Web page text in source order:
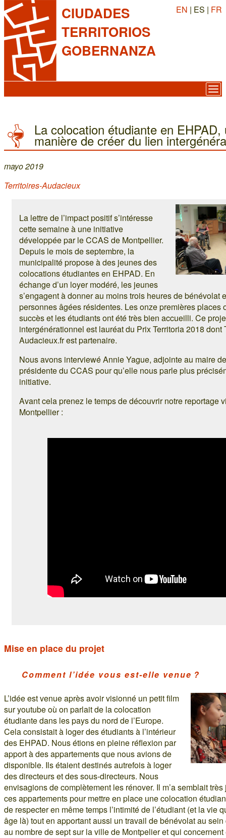
CIUDADES
TERRITORIOS
GOBERNANZA
EN | ES | FR
La colocation étudiante en EHPAD,
manière de créer du lien
mayo 2019
Territoires-Audacieux
La lettre de l’impact positif s’intéresse
cette semaine à une initiative
développée par le CCAS de Montpellier.
Depuis le mois de septembre, la
municipalité propose à des jeunes des
colocations étudiantes en EHPAD. En
échange d’un loyer modéré, les jeunes
s’engagent à donner au moins trois heures de bénévolat
personnes âgées résidentes. Les onze premières places
succès et les étudiants ont été très bien accueilli. Ce
intergénérationnel est lauréat du Prix Territoria 2018 dont
Audacieux.fr est partenaire.
Nous avons interviewé Annie Yague, adjointe au maire
présidente du CCAS pour qu’elle nous parle plus
initiative.
Avant cela prenez le temps de découvrir notre reportage
Montpellier :
Mise en place du projet
Comment l’idée vous est-elle venue ?
L’idée est venue après avoir visionné un petit film
sur youtube où on parlait de la colocation
étudiante dans les pays du nord de l’Europe.
Cela consistait à loger des étudiants à l’intérieur
des EHPAD. Nous étions en pleine réflexion par
apport à des appartements que nous avions de
disponible. Ils étaient destinés autrefois à loger
des directeurs et des sous-directeurs. Nous
envisagions de complètement les rénover. Il m’a semblait
ces appartements pour mettre en place une colocation
de respecter en même temps l’intimité de l’étudiant (et la vie
âge là) tout en apportant aussi un travail de bénévolat au
au nombre de sept sur la ville de Montpelier et qui